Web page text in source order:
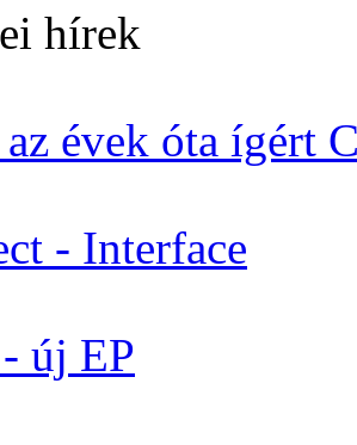
hírek
évek óta ígért
- Interface
új EP